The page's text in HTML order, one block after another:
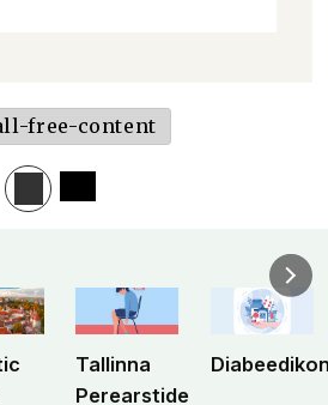
free-content
Tallinna
Perearstide